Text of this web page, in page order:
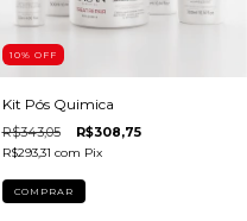
10% OFF
Kit Pós Quimica
R$343,05 R$308,75
R$293,31 com Pix